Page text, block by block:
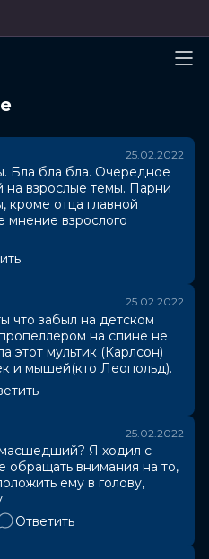
25.02.2022
Бла бла бла. Очередное
на взрослые темы. Парни
кроме отца главной
мнение взрослого
25.02.2022
что забыл на детском
на спине не
этот мультик (Карлсон)
и мышей(кто Леопольд).
25.02.2022
Я ходил с
обращать внимания на то,
ему в голову,
Ответить